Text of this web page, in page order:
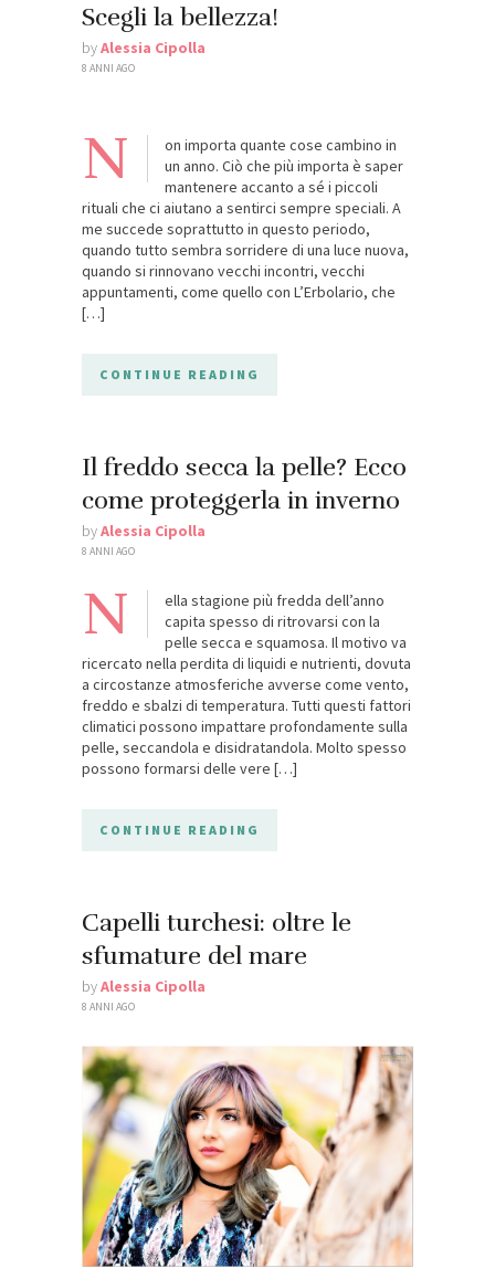
Scegli la bellezza!
byAlessia Cipolla
8 ANNI AGO
N
on importa quante cose cambino in
un anno. Ciò che più importa è saper
mantenere accanto a sé i piccoli
rituali che ci aiutano a sentirci sempre speciali. A
me succede soprattutto in questo periodo,
quando tutto sembra sorridere di una luce nuova,
quando si rinnovano vecchi incontri, vecchi
appuntamenti, come quello con L’Erbolario, che
[…]
CONTINUE READING
Il freddo secca la pelle? Ecco
come proteggerla in inverno
byAlessia Cipolla
8 ANNI AGO
N
ella stagione più fredda dell’anno
capita spesso di ritrovarsi con la
pelle secca e squamosa. Il motivo va
ricercato nella perdita di liquidi e nutrienti, dovuta
a circostanze atmosferiche avverse come vento,
freddo e sbalzi di temperatura. Tutti questi fattori
climatici possono impattare profondamente sulla
pelle, seccandola e disidratandola. Molto spesso
possono formarsi delle vere […]
CONTINUE READING
Capelli turchesi: oltre le
sfumature del mare
byAlessia Cipolla
8 ANNI AGO